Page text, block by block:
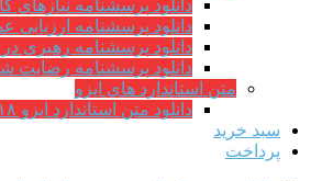
دانلود پرسشنامه نیازهای
دانلود پرسشنامه ارزیابی
دانلود پرسشنامه رهبری
دانلود پرسشنامه رضایت
متن استاندارد های ایزو
دانلود متن استاندارد ایزو ۱۰۰۰۴:۲۰۱۸
سبد خرید
پرداخت